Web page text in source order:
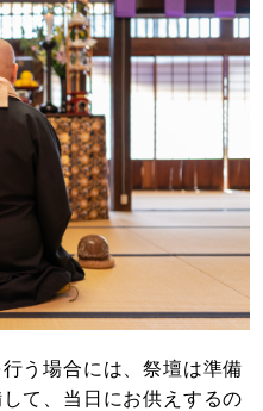
う場合には、祭壇は準備
て、当日にお供えするの